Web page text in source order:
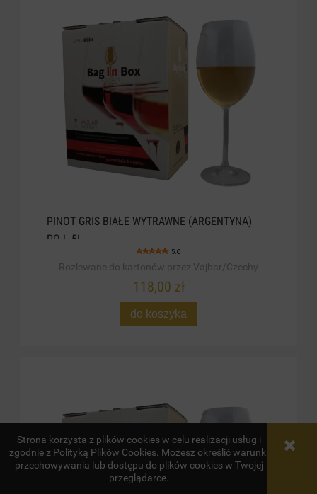
Strona korzysta z plików cookies w celu realizacji usług i
zgodnie z Polityką Plików Cookies. Możesz określić warunki
przechowywania lub dostępu do plików cookies w Twojej
przeglądarce.
PINOT GRIS BIAŁE WYTRAWNE (ARGENTYNA)
POJ. 5L
5.0
Rozlewane do kartonów przez Vajbar/Czechy
118,00 zł
do koszyka